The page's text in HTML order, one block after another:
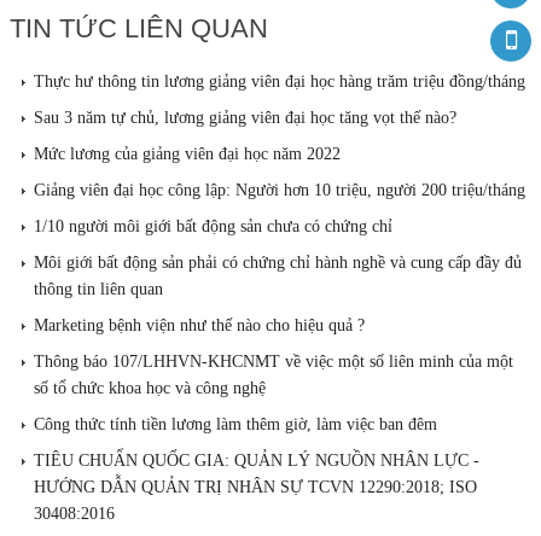
TIN TỨC LIÊN QUAN
Thực hư thông tin lương giảng viên đại học hàng trăm triệu đồng/tháng
Sau 3 năm tự chủ, lương giảng viên đại học tăng vọt thế nào?
Mức lương của giảng viên đại học năm 2022
Giảng viên đại học công lập: Người hơn 10 triệu, người 200 triệu/tháng
1/10 người môi giới bất động sản chưa có chứng chỉ
Môi giới bất động sản phải có chứng chỉ hành nghề và cung cấp đầy đủ
thông tin liên quan
Marketing bệnh viện như thế nào cho hiệu quả ?
Thông báo 107/LHHVN-KHCNMT về việc một số liên minh của một
số tổ chức khoa học và công nghệ
Công thức tính tiền lương làm thêm giờ, làm việc ban đêm
TIÊU CHUẨN QUỐC GIA: QUẢN LÝ NGUỒN NHÂN LỰC -
HƯỚNG DẪN QUẢN TRỊ NHÂN SỰ TCVN 12290:2018; ISO
30408:2016